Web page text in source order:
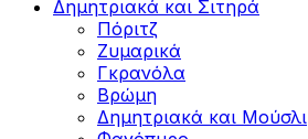
Δημητριακά και Σιτηρά
Πόριτζ
Ζυμαρικά
Γκρανόλα
Βρώμη
Δημητριακά και Μούσλι